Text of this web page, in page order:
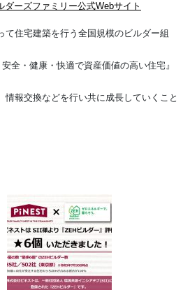
ダーズファミリー公式Webサイト
て住宅建築を行う全国規模のビルダー組
全・健康・快適で資産価値の高い住宅』
情報交換などを行い共に成長していくこと